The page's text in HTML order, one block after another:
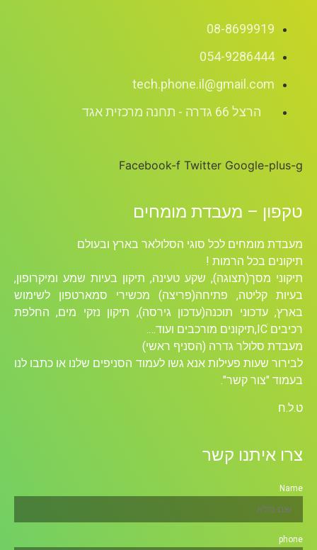
08-8699919
054-9286444
tech.phone.il@gmail.com
הרצל 66 גדרה - תחנה מרכזית אגד
Facebook-f Twitter Google-plus-g
טקפון – מעבדת מומחים
מעבדת מומחים לכל סוגי הסלולאר בארץ ובעולם
תיקונים בכל הרמות !
תיקוני מסך(תצוגה), שקע טעינה, תיקון בעיות שמע ומיקרופון,
בעיות קליטה, פתיחה(פריצה) מכשירי סמארטפון לשימוש
בארץ, עדכוני תוכנה(עדכון גירסה), תיקון נזקי מים, החלפת
רכיבים ICׁ,תיקונים מורכבים ועוד….
מעבדת סלולר גדרה (הסניף ראשי)
לבירור שעות פעילות אנא גשו לעמוד הסניפים שלנו או כתבו לנו
בעמוד "צור קשר".
ט.ל.ח
צרו איתנו קשר
Name
phone